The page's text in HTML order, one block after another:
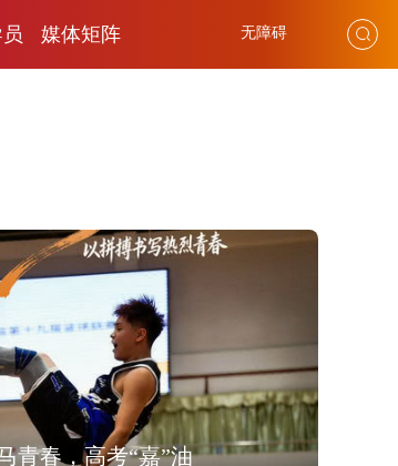
媒体矩阵 无障碍
青春，高考“嘉”油